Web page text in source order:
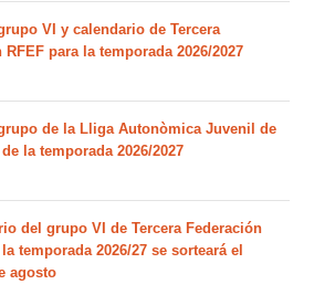
VI y calendario de Tercera
RFEF para la temporada 2026/2027
de la Lliga Autonòmica Juvenil de
la temporada 2026/2027
del grupo VI de Tercera Federación
temporada 2026/27 se sorteará el
agosto